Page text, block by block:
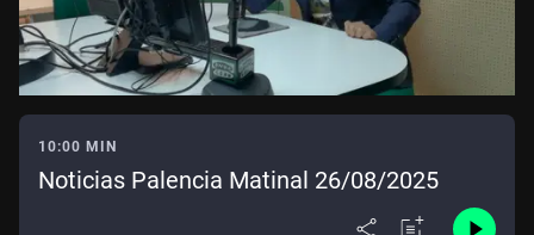
10:00 MIN
Noticias Palencia Matinal 26/08/2025